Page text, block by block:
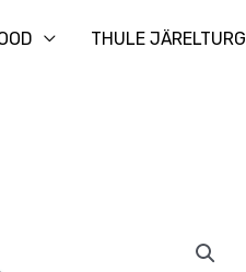
THULE JÄRELTURG